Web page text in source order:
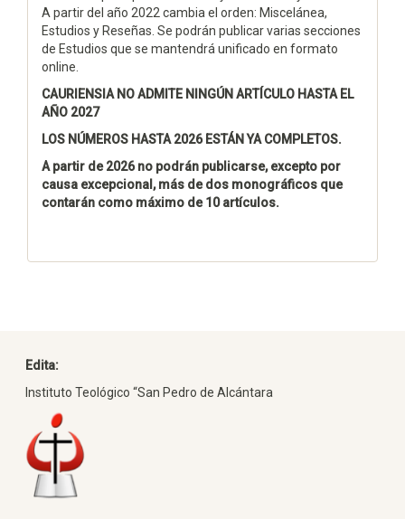
A partir del año 2022 cambia el orden: Miscelánea,
Estudios y Reseñas. Se podrán publicar varias secciones
de Estudios que se mantendrá unificado en formato
online.
CAURIENSIA NO ADMITE NINGÚN ARTÍCULO HASTA EL
AÑO 2027
LOS NÚMEROS HASTA 2026 ESTÁN YA COMPLETOS.
A partir de 2026 no podrán publicarse, excepto por
causa excepcional, más de dos monográficos que
contarán como máximo de 10 artículos.
Edita:
Instituto Teológico “San Pedro de Alcántara